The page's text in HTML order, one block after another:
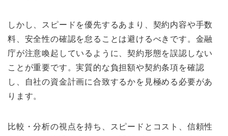
しかし、スピードを優先するあまり、契約内容や手数
料、安全性の確認を怠ることは避けるべきです。金融
庁が注意喚起しているように、契約形態を誤認しない
ことが重要です。実質的な負担額や契約条項を確認
し、自社の資金計画に合致するかを見極める必要があ
ります。
比較・分析の視点を持ち、スピードとコスト、信頼性